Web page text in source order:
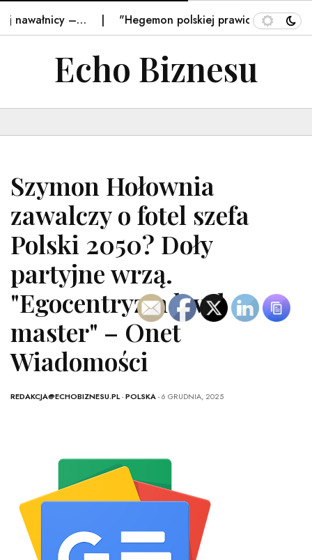
–… "Hegemon polskiej prawicy". W
Echo Biznesu
Szymon Hołownia
zawalczy o fotel szefa
Polski 2050? Doły
partyjne wrzą.
"Egocentryzm level
master" – Onet
Wiadomości
REDAKCJA@ECHOBIZNESU.PL-POLSKA- 6 GRUDNIA, 2025